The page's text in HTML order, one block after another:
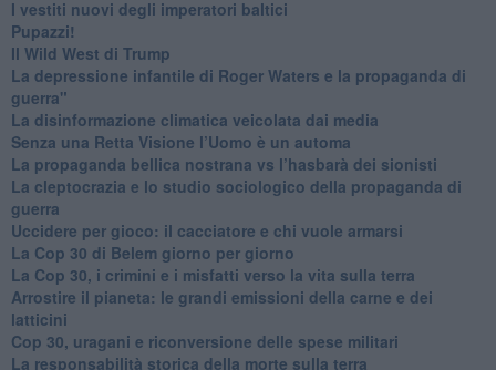
​I vestiti nuovi degli imperatori baltici
​Pupazzi!
​Il Wild West di Trump
​La depressione infantile di Roger Waters e la propaganda di
guerra"
​La disinformazione climatica veicolata dai media
Senza una Retta Visione l’Uomo è un automa
​La propaganda bellica nostrana vs l’hasbarà dei sionisti
​La cleptocrazia e lo studio sociologico della propaganda di
guerra
​Uccidere per gioco: il cacciatore e chi vuole armarsi
​La Cop 30 di Belem giorno per giorno
La Cop 30, i crimini e i misfatti verso la vita sulla terra
Arrostire il pianeta: le grandi emissioni della carne e dei
latticini
​Cop 30, uragani e riconversione delle spese militari
La responsabilità storica della morte sulla terra